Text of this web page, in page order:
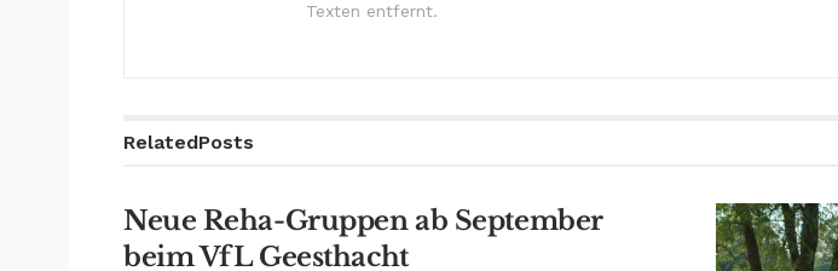
Texten entfernt.
RelatedPosts
Neue Reha-Gruppen ab September
beim VfL Geesthacht